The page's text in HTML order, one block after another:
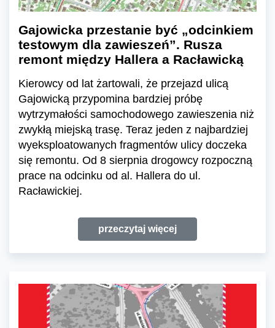
Gajowicka przestanie być „odcinkiem
testowym dla zawieszeń”. Rusza
remont między Hallera a Racławicką
Kierowcy od lat żartowali, że przejazd ulicą
Gajowicką przypomina bardziej próbę
wytrzymałości samochodowego zawieszenia niż
zwykłą miejską trasę. Teraz jeden z najbardziej
wyeksploatowanych fragmentów ulicy doczeka
się remontu. Od 8 sierpnia drogowcy rozpoczną
prace na odcinku od al. Hallera do ul.
Racławickiej.
przeczytaj więcej